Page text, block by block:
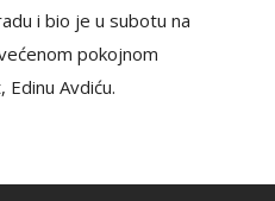
i bio je u subotu na
pokojnom
Avdiću.